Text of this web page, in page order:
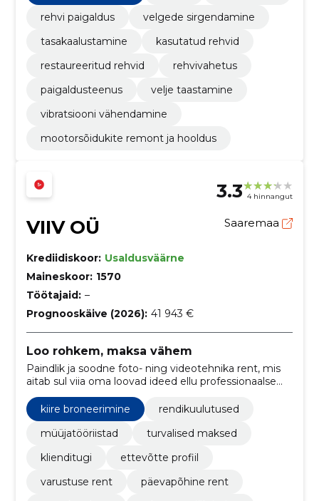
rehvi paigaldus
velgede sirgendamine
tasakaalustamine
kasutatud rehvid
restaureeritud rehvid
rehvivahetus
paigaldusteenus
velje taastamine
vibratsiooni vähendamine
mootorsõidukite remont ja hooldus
3.3 4 hinnangut
VIIV OÜ Saaremaa
Krediidiskoor: Usaldusväärne
Maineskoor: 1570
Töötajaid: –
Prognooskäive (2026): 41 943 €
Loo rohkem, maksa vähem
Paindlik ja soodne foto- ning videotehnika rent, mis
aitab sul viia oma loovad ideed ellu professionaalse
kiire broneerimine
rendikuulutused
müüjatööriistad
turvalised maksed
klienditugi
ettevõtte profiil
varustuse rent
päevapõhine rent